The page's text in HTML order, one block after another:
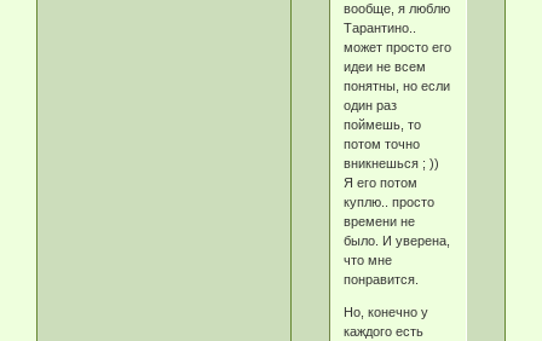
вообще, я люблю
Тарантино..
может просто его
идеи не всем
понятны, но если
один раз
поймешь, то
потом точно
вникнешься ; ))
Я его потом
куплю.. просто
времени не
было. И уверена,
что мне
понравится.
Но, конечно у
каждого есть